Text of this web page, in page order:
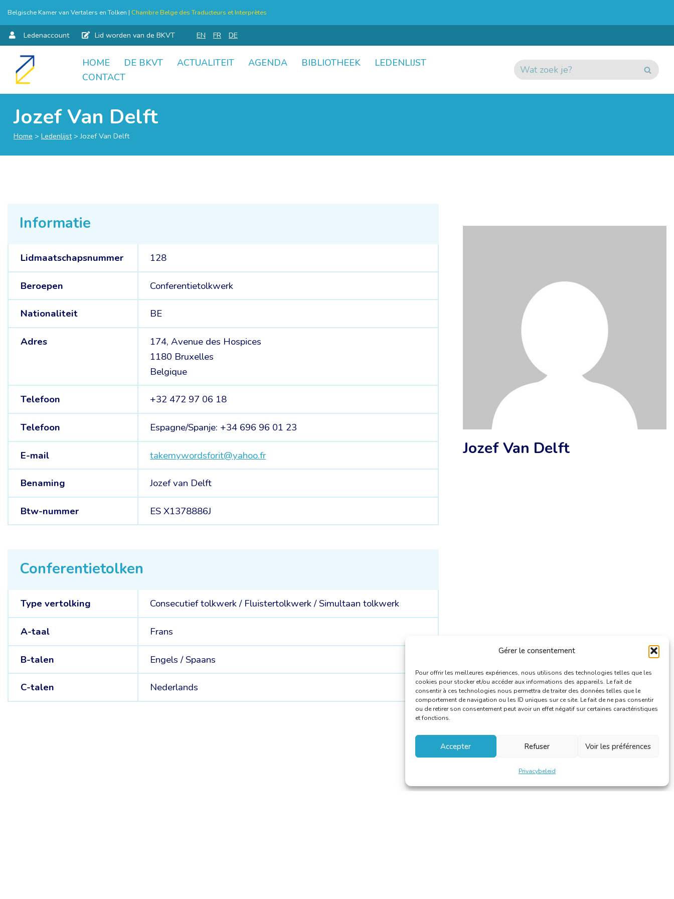
Gérer le consentement
Pour offrir les meilleures expériences, nous utilisons des technologies telles que les
cookies pour stocker et/ou accéder aux informations des appareils. Le fait de
consentir à ces technologies nous permettra de traiter des données telles que le
comportement de navigation ou les ID uniques sur ce site. Le fait de ne pas consentir
ou de retirer son consentement peut avoir un effet négatif sur certaines caractéristiques
et fonctions.
Accepter Refuser Voir les préférences
Privacybeleid
Belgische Kamer van Vertalers en Tolken | Chambre Belge des Traducteurs et Interprètes
Ledenaccount Lid worden van de BKVT EN FR DE
Skip
HOME DE BKVT ACTUALITEIT AGENDA BIBLIOTHEEK
LEDENLIJST
CONTACT
Jozef Van Delft
Home > Ledenlijst>Jozef Van Delft
Informatie
Lidmaatschapsnummer 128
Beroepen Conferentietolkwerk
Nationaliteit BE
Adres
174, Avenue des Hospices
1180 Bruxelles
Belgique
Telefoon +32 472 97 06 18
Telefoon Espagne/Spanje: +34 696 96 01 23
E-mail takemywordsforit@yahoo.fr
Benaming Jozef van Delft
Btw-nummer ES X1378886J
Conferentietolken
Type vertolking Consecutief tolkwerk/ Fluistertolkwerk/Simultaan tolkwerk
A-taal Frans
B-talen Engels /Spaans
C-talen Nederlands
Jozef Van Delft